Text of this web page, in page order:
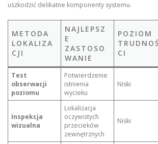
uszkodzić delikatne komponenty systemu.
METODA
LOKALIZA
CJI
NAJLEPSZ
E
ZASTOSO
WANIE
POZIOM
TRUDNOŚ
CI
Test
obserwacji
poziomu
Potwierdzenie
istnienia
wycieku
Niski
Inspekcja
wizualna
Lokalizacja
oczywistych
przecieków
zewnętrznych
Niski